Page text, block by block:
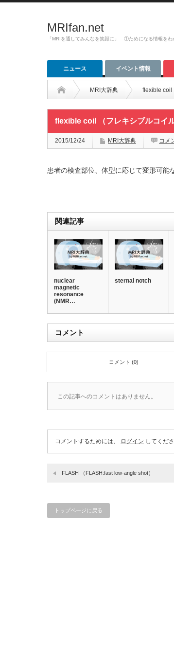
MRIfan.net
「MRIを通してみんなを笑顔に」 ①ためになる情報を
ニュース イベント情報
MRI大辞典 flexible coil
flexible coil （フレキシブルコイ
2015/12/24 MRI大辞典 コメ
患者の検査部位、体型に応じて変形可
関連記事
nuclear
magnetic
resonance
(NMR…
sternal notch
コメント
コメント (0)
この記事へのコメントはありません。
コメントするためには、 ログイン してくださ
FLASH （FLASH:fast low-angle shot）
トップページに戻る